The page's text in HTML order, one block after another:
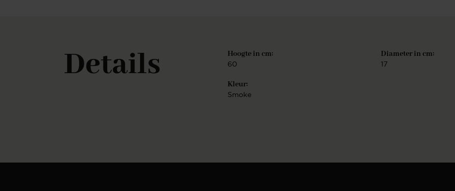
Details Hoogte in cm:
60
Diameter in cm:
17
Kleur:
Smoke